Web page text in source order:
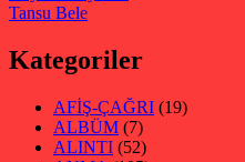
Tansu Bele
Kategoriler
AFİŞ-ÇAĞRI (19)
ALBÜM (7)
ALINTI (52)